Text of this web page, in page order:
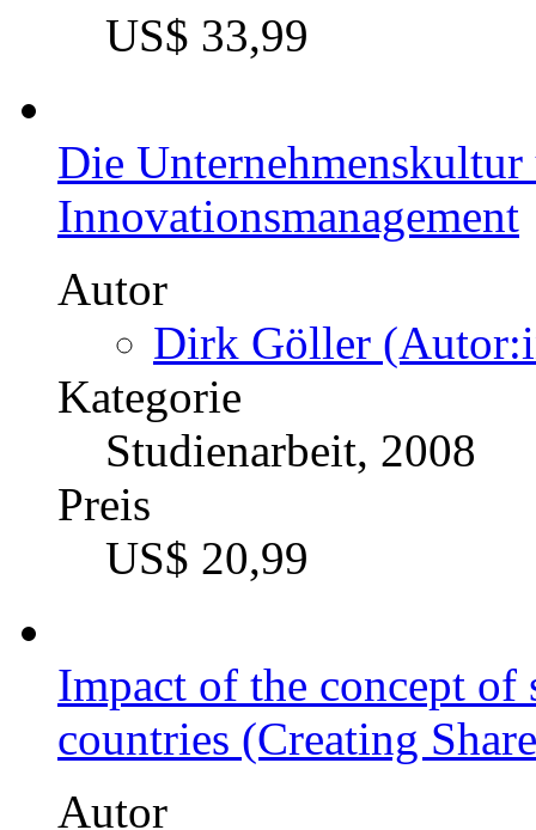
Der Businessplan als
Autor
Jens Steudel
Kategorie
Bachelorarbeit, 2011
Preis
US$ 22,99
Balanced Scorecard und
Managementprozess:
Jugendhilfeeinreichtung